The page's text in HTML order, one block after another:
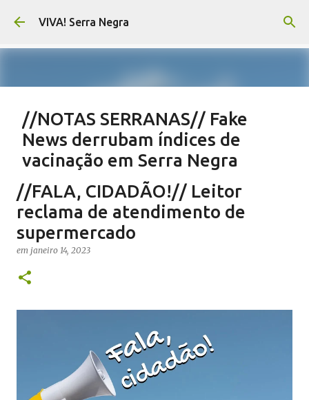
Pular para o conteúdo principal
VIVA! Serra Negra
//NOTAS SERRANAS// Fake
News derrubam índices de
vacinação em Serra Negra
CARLOS MOTTA
SALETE SILVA SAÚDE SERRA NEGRA VACINAÇÃO SERRA NEGRA
0
//FALA, CIDADÃO!// Leitor
reclama de atendimento de
supermercado
em janeiro 14, 2023